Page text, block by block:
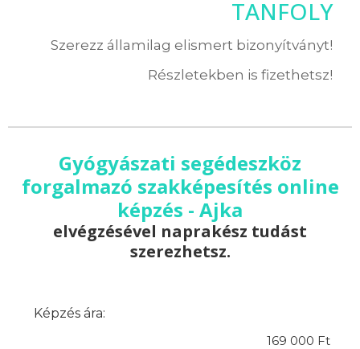
TANFOLY
Szerezz államilag elismert bizonyítványt!
Részletekben is fizethetsz!
Gyógyászati segédeszköz
forgalmazó szakképesítés online
képzés - Ajka
elvégzésével naprakész tudást
szerezhetsz.
Képzés ára:
169 000 Ft